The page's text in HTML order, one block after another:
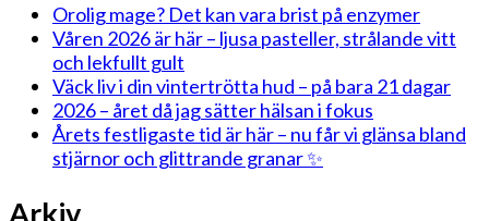
Orolig mage? Det kan vara brist på enzymer
Våren 2026 är här – ljusa pasteller, strålande vitt
och lekfullt gult
Väck liv i din vintertrötta hud – på bara 21 dagar
2026 – året då jag sätter hälsan i fokus
Årets festligaste tid är här – nu får vi glänsa bland
stjärnor och glittrande granar ✨
Arkiv